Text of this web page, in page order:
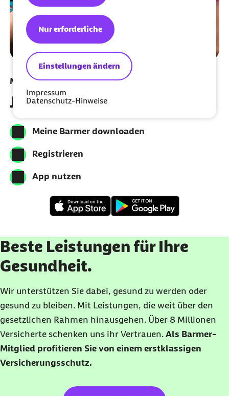
Einstellungen ändern
Nur erforderliche
Impressum
Datenschutz-Hinweise
Meine Barmer per App nutzen
Jetzt herunterladen
Meine Barmer downloaden
Registrieren
App nutzen
Beste Leistungen für Ihre
Gesundheit.
Wir unterstützen Sie dabei, gesund zu werden oder
gesund zu bleiben. Mit Leistungen, die weit über den
gesetzlichen Rahmen hinausgehen. Über 8 Millionen
Versicherte schenken uns ihr Vertrauen. Als Barmer-
Mitglied profitieren Sie von einem erstklassigen
Versicherungsschutz.